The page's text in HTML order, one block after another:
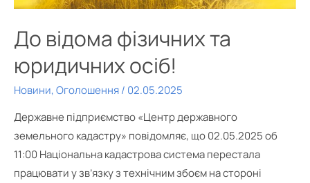
До відома фізичних та
юридичних осіб!
Новини,Оголошення/ 02.05.2025
Державне підприємство «Центр державного
земельного кадастру» повідомляє, що 02.05.2025 об
11:00 Національна кадастрова система перестала
працювати у зв’язку з технічним збоєм на стороні